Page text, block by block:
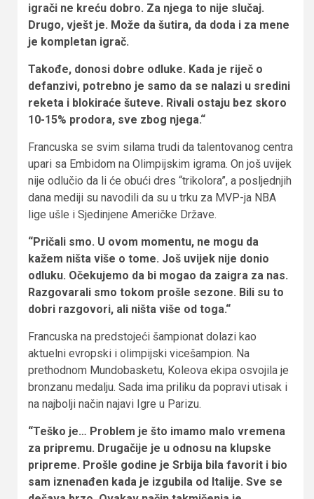
igrači ne kreću dobro. Za njega to nije slučaj.
Drugo, vješt je. Može da šutira, da doda i za mene
je kompletan igrač.
Takođe, donosi dobre odluke. Kada je riječ o
defanzivi, potrebno je samo da se nalazi u sredini
reketa i blokiraće šuteve. Rivali ostaju bez skoro
10-15% prodora, sve zbog njega.“
Francuska se svim silama trudi da talentovanog centra
upari sa Embidom na Olimpijskim igrama. On još uvijek
nije odlučio da li će obući dres “trikolora”, a posljednjih
dana mediji su navodili da su u trku za MVP-ja NBA
lige ušle i Sjedinjene Američke Države.
“Pričali smo. U ovom momentu, ne mogu da
kažem ništa više o tome. Još uvijek nije donio
odluku. Očekujemo da bi mogao da zaigra za nas.
Razgovarali smo tokom prošle sezone. Bili su to
dobri razgovori, ali ništa više od toga.“
Francuska na predstojeći šampionat dolazi kao
aktuelni evropski i olimpijski vicešampion. Na
prethodnom Mundobasketu, Koleova ekipa osvojila je
bronzanu medalju. Sada ima priliku da popravi utisak i
na najbolji način najavi Igre u Parizu.
“Teško je… Problem je što imamo malo vremena
za pripremu. Drugačije je u odnosu na klupske
pripreme. Prošle godine je Srbija bila favorit i bio
sam iznenađen kada je izgubila od Italije. Sve se